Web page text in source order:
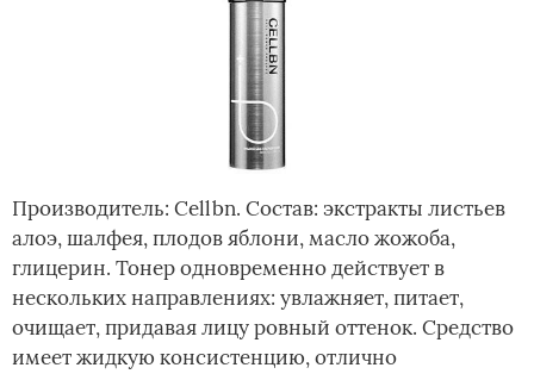
Производитель: Cellbn. Состав: экстракты листьев
алоэ, шалфея, плодов яблони, масло жожоба,
глицерин. Тонер одновременно действует в
нескольких направлениях: увлажняет, питает,
очищает, придавая лицу ровный оттенок. Средство
имеет жидкую консистенцию, отлично